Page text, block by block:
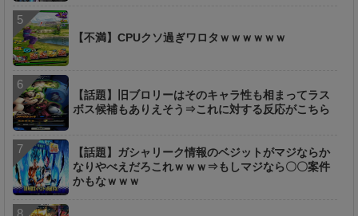
【不満】CPUクソ過ぎワロタｗｗｗｗｗｗ
【話題】旧ブロリーはそのキャラ性も相まってラス
ボス候補もありえそう⇒これに対する反応がこちら
【話題】ガシャリーク情報のベジットがマジならか
なりやべえだろこれｗｗｗ⇒もしマジなら〇〇案件
かもなｗｗｗ